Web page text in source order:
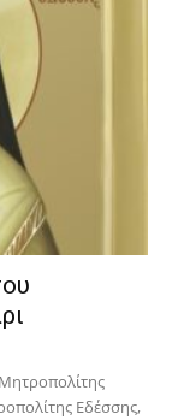
Εδέσσης,